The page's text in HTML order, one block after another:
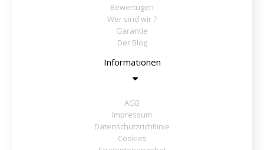
Bewertugen
Wer sind wir ?
Garantie
Der Blog
Informationen
AGB
Impressum
Datenschutzrichtlinie
Cookies